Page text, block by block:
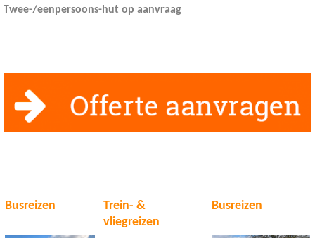
Twee-/eenpersoons-hut op aanvraag
Busreizen
Trein- &
vliegreizen
Busreizen